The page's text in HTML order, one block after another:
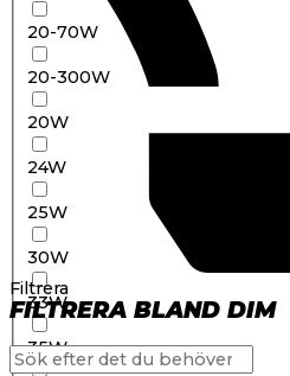
20-70W
20-300W
20W
24W
25W
30W
33W
35W
Filtrera
FILTRERA BLAND DIM